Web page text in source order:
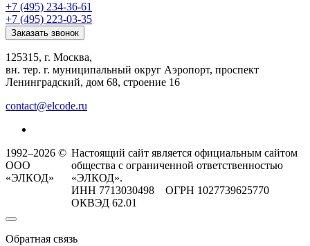
+7 (495) 234-36-61
+7 (495) 223-03-35
Заказать звонок
125315, г. Москва,
вн. тер. г. муниципальный округ Аэропорт, проспект
Ленинградский, дом 68, строение 16
contact@elcode.ru
1992–2026 ©
ООО
«ЭЛКОД»
Настоящий сайт является официальным сайтом
общества с ограниченной ответственностью
«ЭЛКОД».
ИНН 7713030498 ОГРН 1027739625770
ОКВЭД 62.01
Обратная связь